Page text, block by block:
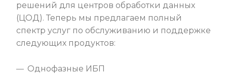
решений для центров обработки данных
(ЦОД). Теперь мы предлагаем полный
спектр услуг по обслуживанию и поддержке
следующих продуктов:
Однофазные ИБП